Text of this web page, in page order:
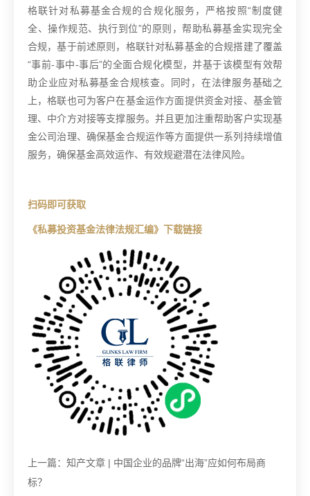
格联针对私募基金合规的合规化服务，严格按照“制度健
全、操作规范、执行到位”的原则，帮助私募基金实现完全
合规，基于前述原则，格联针对私募基金的合规搭建了覆盖
“事前-事中-事后”的全面合规化模型，并基于该模型有效帮
助企业应对私募基金合规核查。 同时，在法律服务基础之
上，格联也可为客户在基金运作方面提供资金对接、基金管
理、中介方对接等支撑服务。并且更加注重帮助客户实现基
金公司治理、确保基金合规运作等方面提供一系列持续增值
服务，确保基金高效运作、有效规避潜在法律风险。
扫码即可获取
《私募投资基金法律法规汇编》 下载链接
上一篇： 知产文章 | 中国企业的品牌“出海”应如何布局商
标？